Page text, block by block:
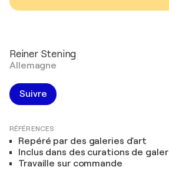
Reiner Stening
Allemagne
Suivre
RÉFÉRENCES
Repéré par des galeries d'art
Inclus dans des curations de
Travaille sur commande